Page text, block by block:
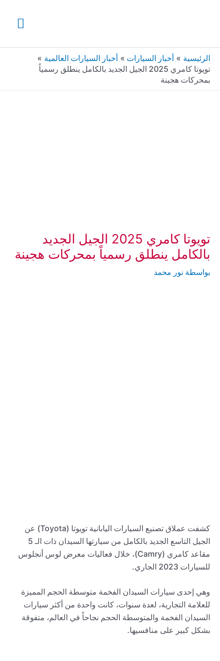
الرئيسية أخبار السيارات
أخبار السيارات العالمية
تويوتا كامري 2025 الجيل الجديد بالكامل ينطلق رسمياً
بمحركات هجينة
تويوتا كامري 2025 الجيل الجديد
بالكامل ينطلق رسمياً بمحركات هجينة
بواسطة نور محمد
كشفت عملاق تصنيع السيارات اليابانية تويوتا (Toyota) عن
الجيل التاسع الجديد بالكامل من سيارتها السيدان ذات الـ 5
مقاعد كامري (Camry)، خلال فعاليات معرض لوس أنجلوس
للسيارات 2023 الجاري.
وهي إحدى سيارات السيدان الفخمة متوسطة الحجم المميزة
للعلامة التجارية، لعدة سنوات، كانت واحدة من أكثر سيارات
السيدان الفخمة والمتوسطة الحجم نجاحاً في العالم، متفوقة
بشكل كبير على منافسيها.